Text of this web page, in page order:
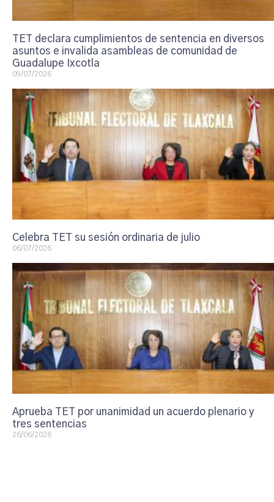
TET declara cumplimientos de sentencia en diversos
asuntos e invalida asambleas de comunidad de
Guadalupe Ixcotla
09/07/2026
Celebra TET su sesión ordinaria de julio
06/07/2026
Aprueba TET por unanimidad un acuerdo plenario y
tres sentencias
26/06/2026